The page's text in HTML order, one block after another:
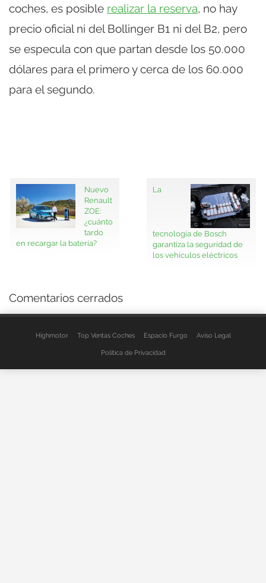
coches, es posible realizar la reserva, no hay
precio oficial ni del Bollinger B1 ni del B2, pero
se especula con que partan desde los 50.000
dólares para el primero y cerca de los 60.000
para el segundo.
Nuevo
Renault
ZOE:
¿cuánto
tardo
en recargar la batería?
La
tecnología de Bosch
garantiza la seguridad de
los vehículos eléctricos
Comentarios cerrados
Highmotor Top Ventas Coches Espacio Furgo Aviso Legal
Política de Privacidad